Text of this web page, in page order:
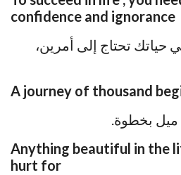
confidence and ignorance
حياتك تحتاج إلى أمرين،
A journey of thousand
ميل بخطوة.
Anything beautiful in the
hurt for